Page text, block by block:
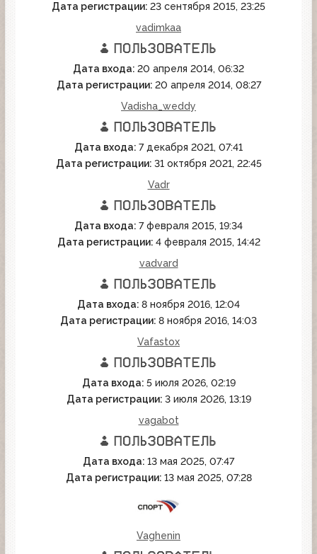
Дата регистрации: 23 сентября 2015, 23:25
vadimkaa
Дата входа: 20 апреля 2014, 06:32
Дата регистрации: 20 апреля 2014, 08:27
Vadisha_weddy
Дата входа: 7 декабря 2021, 07:41
Дата регистрации: 31 октября 2021, 22:45
Vadr
Дата входа: 7 февраля 2015, 19:34
Дата регистрации: 4 февраля 2015, 14:42
vadvard
Дата входа: 8 ноября 2016, 12:04
Дата регистрации: 8 ноября 2016, 14:03
Vafastox
Дата входа: 5 июля 2026, 02:19
Дата регистрации: 3 июля 2026, 13:19
vagabot
Дата входа: 13 мая 2025, 07:47
Дата регистрации: 13 мая 2025, 07:28
Vaghenin